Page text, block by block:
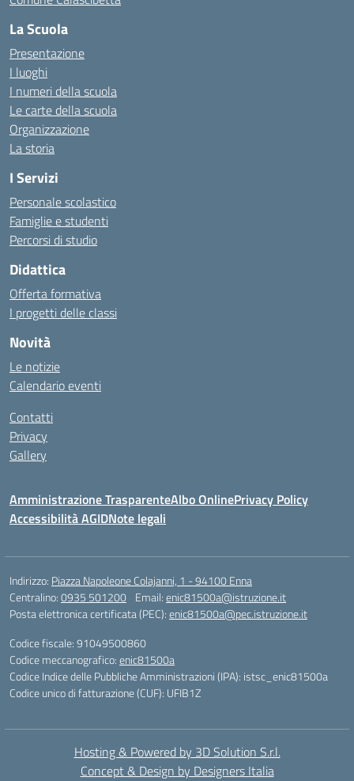
La Scuola
Presentazione
I luoghi
I numeri della scuola
Le carte della scuola
Organizzazione
La storia
I Servizi
Personale scolastico
Famiglie e studenti
Percorsi di studio
Didattica
Offerta formativa
I progetti delle classi
Novità
Le notizie
Calendario eventi
Contatti
Privacy
Gallery
Amministrazione TrasparenteAlbo OnlinePrivacy Policy
Accessibilità AGIDNote legali
Indirizzo: Piazza Napoleone Colajanni, 1 - 94100 Enna
Centralino:0935 501200 Email:enic81500a@istruzione.it
Posta elettronica certificata (PEC):enic81500a@pec.istruzione.it
Codice fiscale: 91049500860
Codice meccanografico:enic81500a
Codice Indice delle Pubbliche Amministrazioni (IPA): istsc_enic81500a
Codice unico di fatturazione (CUF): UFIB1Z
Hosting & Powered by 3D Solution S.r.l.
Concept & Design by Designers Italia